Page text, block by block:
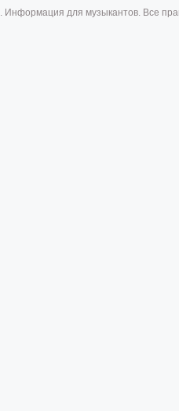
. Информация для музыкантов. Все